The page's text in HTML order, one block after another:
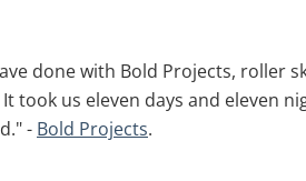
done with Bold Projects, roller
took us eleven days and eleven
" - Bold Projects.